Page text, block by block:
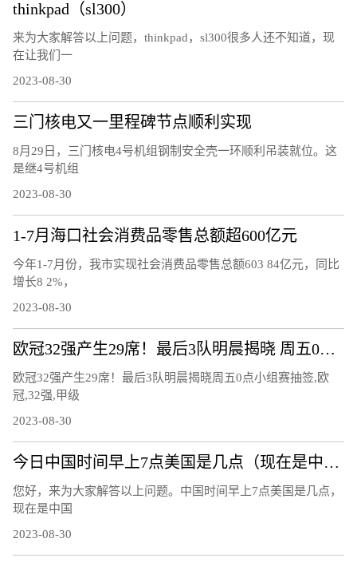
thinkpad（sl300）
来为大家解答以上问题，thinkpad，sl300很多人还不知道，现
在让我们一
2023-08-30
三门核电又一里程碑节点顺利实现
8月29日，三门核电4号机组钢制安全壳一环顺利吊装就位。这
是继4号机组
2023-08-30
1-7月海口社会消费品零售总额超600亿元
今年1-7月份，我市实现社会消费品零售总额603 84亿元，同比
增长8 2%，
2023-08-30
欧冠32强产生29席！最后3队明晨揭晓 周五0点小组赛抽签
欧冠32强产生29席！最后3队明晨揭晓周五0点小组赛抽签,欧
冠,32强,甲级
2023-08-30
今日中国时间早上7点美国是几点（现在是中国时间上午7点，美国是几点呢）
您好，来为大家解答以上问题。中国时间早上7点美国是几点，
现在是中国
2023-08-30